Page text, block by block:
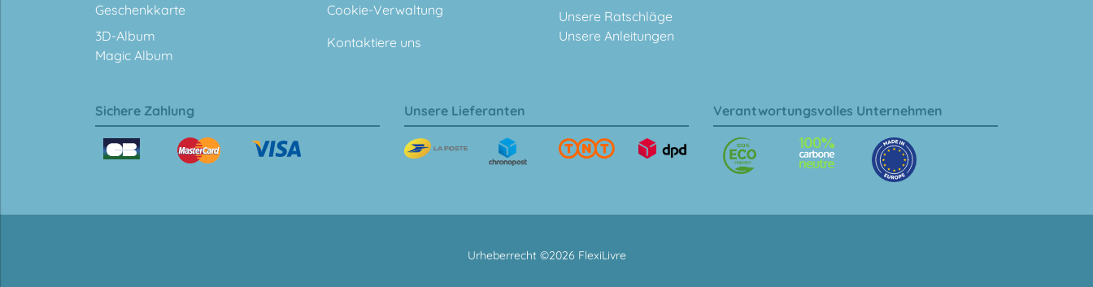
Geschenkkarte
3D-Album
Magic Album
Cookie-Verwaltung
Kontaktiere uns
Unsere Ratschläge
Unsere Anleitungen
Sichere Zahlung Unsere Lieferanten Verantwortungsvolles Unternehmen
Urheberrecht ©2026 FlexiLivre